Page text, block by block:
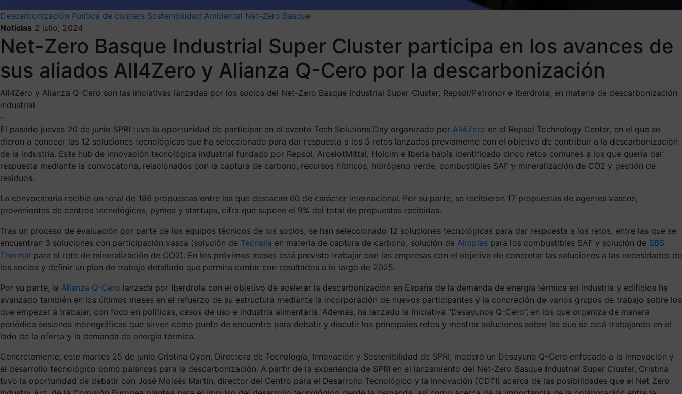
Descarbonización Política de clusters Sostenibilidad Ambiental Net-Zero Basque
Noticias 2 julio, 2024
Net-Zero Basque Industrial Super Cluster participa en los avances de
sus aliados All4Zero y Alianza Q-Cero por la descarbonización
All4Zero y Alianza Q-Cero son las iniciativas lanzadas por los socios del Net-Zero Basque Industrial Super Cluster, Repsol/Petronor e Iberdrola, en materia de descarbonización
industrial
-
El pasado jueves 20 de junio SPRI tuvo la oportunidad de participar en el evento Tech Solutions Day organizado por All4Zero en el Repsol Technology Center, en el que se
dieron a conocer las 12 soluciones tecnológicas que ha seleccionado para dar respuesta a los 5 retos lanzados previamente con el objetivo de contribuir a la descarbonización
de la industria. Este hub de innovación tecnológica industrial fundado por Repsol, ArcelotMittal, Holcim e Iberia había identificado cinco retos comunes a los que quería dar
respuesta mediante la convocatoria, relacionados con la captura de carbono, recursos hídricos, hidrógeno verde, combustibles SAF y mineralización de CO2 y gestión de
residuos.
La convocatoria recibió un total de 186 propuestas entre las que destacan 60 de carácter internacional. Por su parte, se recibieron 17 propuestas de agentes vascos,
provenientes de centros tecnológicos, pymes y startups, cifra que supone el 9% del total de propuestas recibidas.
Tras un proceso de evaluación por parte de los equipos técnicos de los socios, se han seleccionado 12 soluciones tecnológicas para dar respuesta a los retos, entre las que se
encuentran 3 soluciones con participación vasca (solución de Tecnalia en materia de captura de carbono, solución de Aimplas para los combustibles SAF y solución de SBS
Thermal para el reto de mineralización de CO2). En los próximos meses está previsto trabajar con las empresas con el objetivo de concretar las soluciones a las necesidades de
los socios y definir un plan de trabajo detallado que permita contar con resultados a lo largo de 2025.
Por su parte, la Alianza Q-Cero lanzada por Iberdrola con el objetivo de acelerar la descarbonización en España de la demanda de energía térmica en industria y edificios ha
avanzado también en los últimos meses en el refuerzo de su estructura mediante la incorporación de nuevos participantes y la concreción de varios grupos de trabajo sobre los
que empezar a trabajar, con foco en políticas, casos de uso e industria alimentaria. Además, ha lanzado la iniciativa “Desayunos Q-Cero”, en los que organiza de manera
periódica sesiones monográficas que sirven como punto de encuentro para debatir y discutir los principales retos y mostrar soluciones sobre las que se está trabajando en el
lado de la oferta y la demanda de energía térmica.
Concretamente, este martes 25 de junio Cristina Oyón, Directora de Tecnología, Innovación y Sostenibilidad de SPRI, moderó un Desayuno Q-Cero enfocado a la innovación y
el desarrollo tecnológico como palancas para la descarbonización. A partir de la experiencia de SPRI en el lanzamiento del Net-Zero Basque Industrial Super Cluster, Cristina
tuvo la oportunidad de debatir con José Moisés Martín, director del Centro para el Desarrollo Tecnológico y la Innovación (CDTI) acerca de las posibilidades que el Net Zero